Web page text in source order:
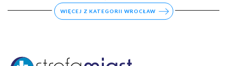
WIĘCEJ Z KATEGORII WROCŁAW